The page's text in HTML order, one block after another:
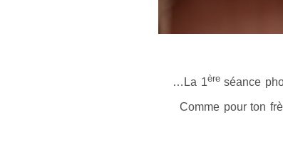
…La 1èreséance
Comme pour ton